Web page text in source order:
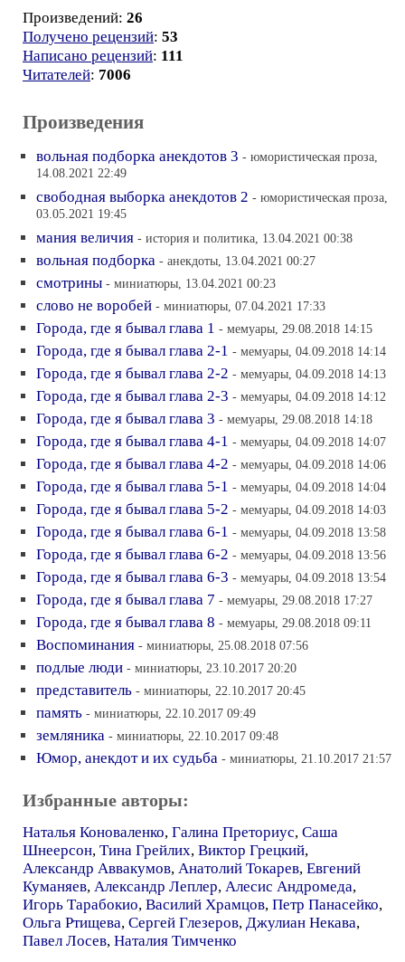
Произведений: 26
Получено рецензий: 53
Написано рецензий: 111
Читателей: 7006
Произведения
вольная подборка анекдотов 3 - юмористическая проза,
14.08.2021 22:49
свободная выборка анекдотов 2 - юмористическая проза,
03.05.2021 19:45
мания величия - история и политика, 13.04.2021 00:38
вольная подборка - анекдоты, 13.04.2021 00:27
смотрины - миниатюры, 13.04.2021 00:23
слово не воробей - миниатюры, 07.04.2021 17:33
Города, где я бывал глава 1 - мемуары, 29.08.2018 14:15
Города, где я бывал глава 2-1 - мемуары, 04.09.2018 14:14
Города, где я бывал глава 2-2 - мемуары, 04.09.2018 14:13
Города, где я бывал глава 2-3 - мемуары, 04.09.2018 14:12
Города, где я бывал глава 3 - мемуары, 29.08.2018 14:18
Города, где я бывал глава 4-1 - мемуары, 04.09.2018 14:07
Города, где я бывал глава 4-2 - мемуары, 04.09.2018 14:06
Города, где я бывал глава 5-1 - мемуары, 04.09.2018 14:04
Города, где я бывал глава 5-2 - мемуары, 04.09.2018 14:03
Города, где я бывал глава 6-1 - мемуары, 04.09.2018 13:58
Города, где я бывал глава 6-2 - мемуары, 04.09.2018 13:56
Города, где я бывал глава 6-3 - мемуары, 04.09.2018 13:54
Города, где я бывал глава 7 - мемуары, 29.08.2018 17:27
Города, где я бывал глава 8 - мемуары, 29.08.2018 09:11
Воспоминания - миниатюры, 25.08.2018 07:56
подлые люди - миниатюры, 23.10.2017 20:20
представитель - миниатюры, 22.10.2017 20:45
память - миниатюры, 22.10.2017 09:49
земляника - миниатюры, 22.10.2017 09:48
Юмор, анекдот и их судьба - миниатюры, 21.10.2017 21:57
Избранные авторы:
Наталья Коноваленко, Галина Преториус, Саша
Шнеерсон, Тина Грейлих, Виктор Грецкий,
Александр Аввакумов, Анатолий Токарев, Евгений
Куманяев, Александр Леплер, Алесис Андромеда,
Игорь Тарабокио, Василий Храмцов, Петр Панасейко,
Ольга Ртищева, Сергей Глезеров, Джулиан Некава,
Павел Лосев, Наталия Тимченко